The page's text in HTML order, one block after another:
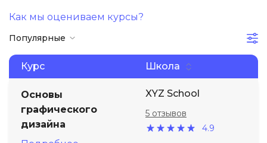
Как мы оцениваем курсы?
Популярные
Курс Школа
Основы
графического
дизайна
XYZ School
4.9
5 отзывов
Маркетинг
Дизайн
Менеджмент